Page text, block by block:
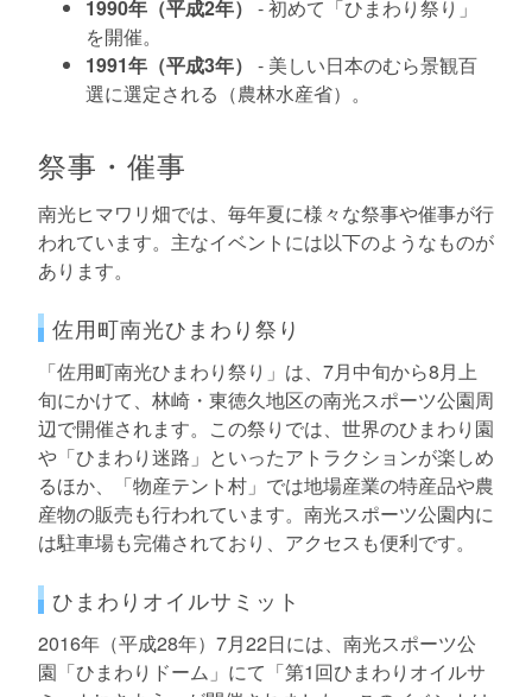
1990年（平成2年） - 初めて「ひまわり祭り」
を開催。
1991年（平成3年） - 美しい日本のむら景観百
選に選定される（農林水産省）。
祭事・催事
南光ヒマワリ畑では、毎年夏に様々な祭事や催事が行
われています。主なイベントには以下のようなものが
あります。
佐用町南光ひまわり祭り
「佐用町南光ひまわり祭り」は、7月中旬から8月上
旬にかけて、林崎・東徳久地区の南光スポーツ公園周
辺で開催されます。この祭りでは、世界のひまわり園
や「ひまわり迷路」といったアトラクションが楽しめ
るほか、「物産テント村」では地場産業の特産品や農
産物の販売も行われています。南光スポーツ公園内に
は駐車場も完備されており、アクセスも便利です。
ひまわりオイルサミット
2016年（平成28年）7月22日には、南光スポーツ公
園「ひまわりドーム」にて「第1回ひまわりオイルサ